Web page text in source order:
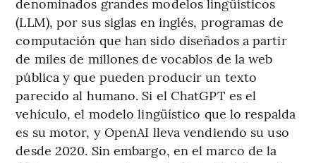
(LLM), por sus siglas en inglés, programas de
computación que han sido diseñados a partir
de miles de millones de vocablos de la web
pública y que pueden producir un texto
parecido al humano. Si el ChatGPT es el
vehículo, el modelo lingüístico que lo respalda
es su motor, y OpenAI lleva vendiendo su uso
desde 2020. Sin embargo, en el marco de la